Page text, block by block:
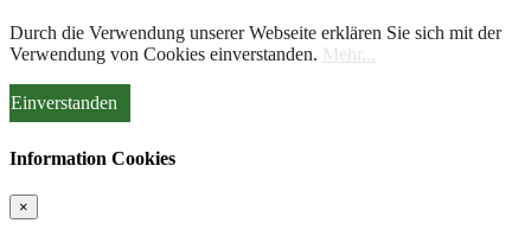
Durch die Verwendung unserer Webseite erklären Sie sich mit der
Verwendung von Cookies einverstanden. Mehr...
Einverstanden
Information Cookies
×